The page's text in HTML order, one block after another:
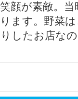
顔が素敵。
ます。野菜
したお店な